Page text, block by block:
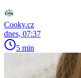
Cooky.cz
dnes, 07:37
5 min